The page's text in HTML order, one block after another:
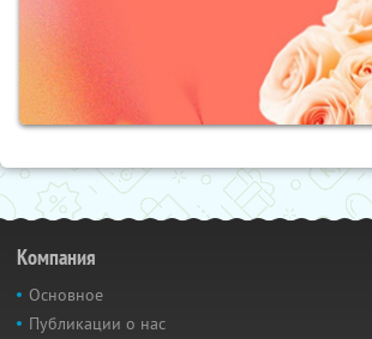
Компания
Основное
Публикации о нас